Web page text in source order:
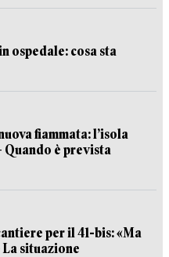
ospedale: cosa sta
fiammata: l’isola
Quando è prevista
per il 41-bis: «Ma
La situazione